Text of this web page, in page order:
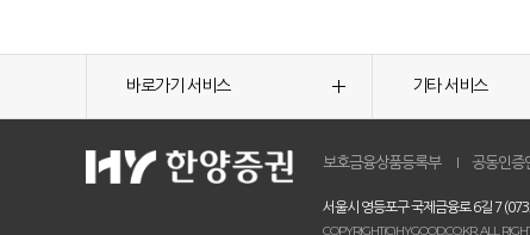
바로가기 서비스 기타 서비스
보호금융상품등록부 공동인증
서울시 영등포구 국제금융로 6길 7
COPYRIGHT(C)HYGOOD.CO.KR. ALL